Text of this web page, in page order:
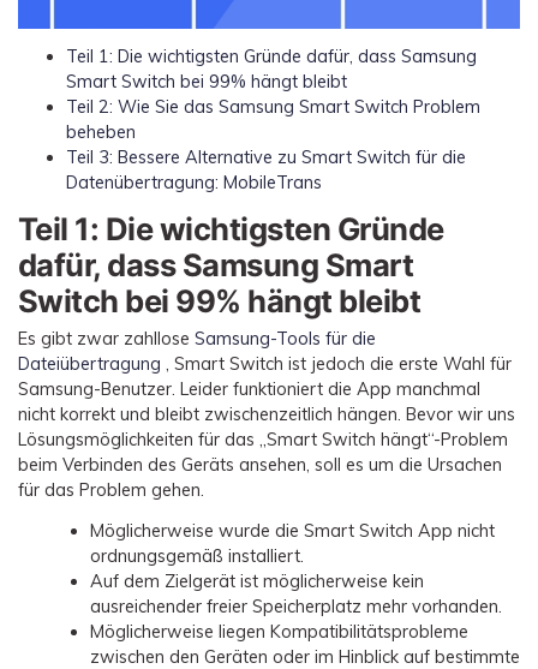
Teil 1: Die wichtigsten Gründe dafür, dass Samsung
Smart Switch bei 99% hängt bleibt
Teil 2: Wie Sie das Samsung Smart Switch Problem
beheben
Teil 3: Bessere Alternative zu Smart Switch für die
Datenübertragung: MobileTrans
Teil 1: Die wichtigsten Gründe
dafür, dass Samsung Smart
Switch bei 99% hängt bleibt
Es gibt zwar zahllose Samsung-Tools für die
Dateiübertragung , Smart Switch ist jedoch die erste Wahl für
Samsung-Benutzer. Leider funktioniert die App manchmal
nicht korrekt und bleibt zwischenzeitlich hängen. Bevor wir uns
Lösungsmöglichkeiten für das „Smart Switch hängt“-Problem
beim Verbinden des Geräts ansehen, soll es um die Ursachen
für das Problem gehen.
Möglicherweise wurde die Smart Switch App nicht
ordnungsgemäß installiert.
Auf dem Zielgerät ist möglicherweise kein
ausreichender freier Speicherplatz mehr vorhanden.
Möglicherweise liegen Kompatibilitätsprobleme
zwischen den Geräten oder im Hinblick auf bestimmte